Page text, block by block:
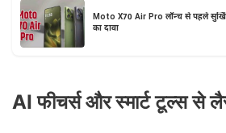
Moto X70 Air Pro लॉन्च से पहले
का दावा
AI फीचर्स और स्मार्ट टूल्स से